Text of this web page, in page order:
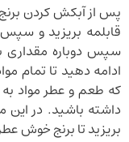
پس از آبکش کردن برنج
قابلمه بریزید و
سپس دوباره مقداری
ادامه دهید تا تمام
که طعم و عطر مواد به
داشته باشید. در این
بریزید تا برنج خوش